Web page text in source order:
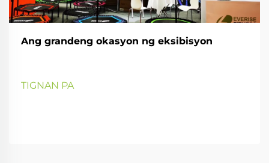
Ang grandeng okasyon ng eksibisyon
TIGNAN PA